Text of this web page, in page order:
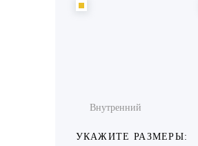
Внутренний
УКАЖИТЕ РАЗМЕРЫ: